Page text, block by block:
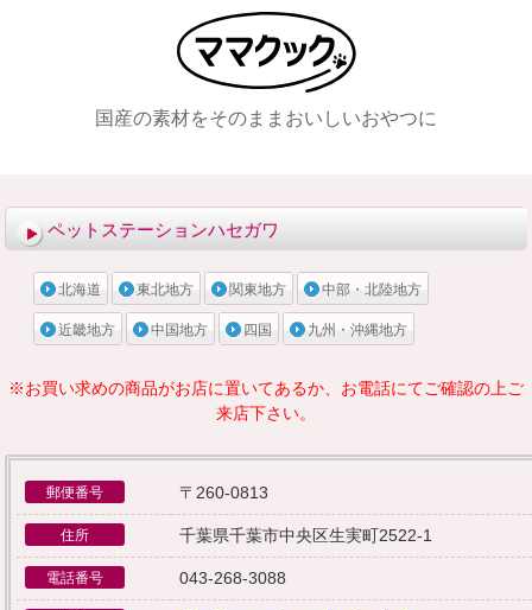
国産の素材をそのままおいしいおやつに
ペットステーションハセガワ
北海道 東北地方 関東地方 中部・北陸地方
近畿地方 中国地方 四国 九州・沖縄地方
※お買い求めの商品がお店に置いてあるか、お電話にてご確認の上ご
来店下さい。
郵便番号 〒260-0813
住所 千葉県千葉市中央区生実町2522-1
電話番号 043-268-3088